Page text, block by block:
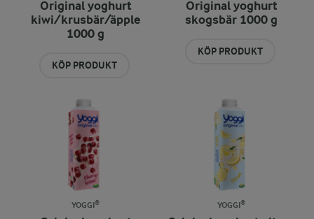
Original yoghurt
kiwi/krusbär/äpple
1000 g
KÖP PRODUKT
Original yoghurt
skogsbär 1000 g
KÖP PRODUKT
YOGGI® YOGGI®